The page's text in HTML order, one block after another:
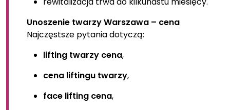
Unoszenie twarzy Warszawa – cena
Najczęstsze pytania dotyczą:
lifting twarzy cena,
cena liftingu twarzy,
face lifting cena,